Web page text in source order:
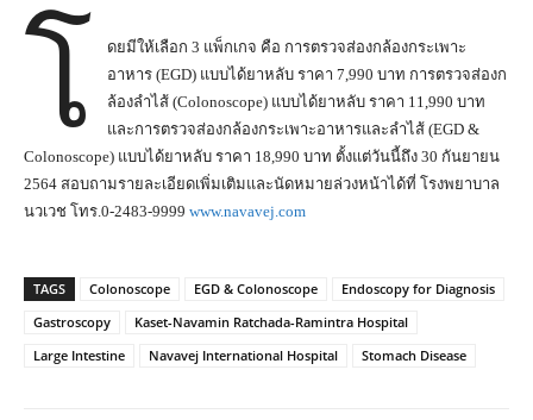
โ
ดยมีให้เลือก 3 แพ็กเกจ คือ การตรวจส่องกล้องกระเพาะ
อาหาร (EGD) แบบได้ยาหลับ ราคา 7,990 บาท การตรวจส่องก
ล้องลําไส้ (Colonoscope) แบบได้ยาหลับ ราคา 11,990 บาท
และการตรวจส่องกล้องกระเพาะอาหารและลําไส้ (EGD &
Colonoscope) แบบได้ยาหลับ ราคา 18,990 บาท ตั้งแต่วันนี้ถึง 30 กันยายน
2564 สอบถามรายละเอียดเพิ่มเติมและนัดหมายล่วงหน้าได้ที่ โรงพยาบาล
นวเวช โทร.0-2483-9999 www.navavej.com
TAGS Colonoscope EGD & Colonoscope
Endoscopy for Diagnosis
Gastroscopy
Kaset-Navamin Ratchada-Ramintra Hospital
Large Intestine
Navavej International Hospital Stomach Disease